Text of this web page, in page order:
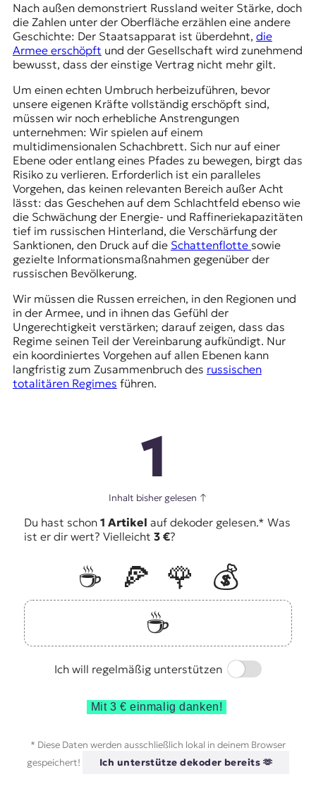
Nach außen demonstriert Russland weiter Stärke, doch
die Zahlen unter der Oberfläche erzählen eine andere
Geschichte: Der Staatsapparat ist überdehnt, die
Armee erschöpft und der Gesellschaft wird zunehmend
bewusst, dass der einstige Vertrag nicht mehr gilt.
Um einen echten Umbruch herbeizuführen, bevor
unsere eigenen Kräfte vollständig erschöpft sind,
müssen wir noch erhebliche Anstrengungen
unternehmen: Wir spielen auf einem
multidimensionalen Schachbrett. Sich nur auf einer
Ebene oder entlang eines Pfades zu bewegen, birgt das
Risiko zu verlieren. Erforderlich ist ein paralleles
Vorgehen, das keinen relevanten Bereich außer Acht
lässt: das Geschehen auf dem Schlachtfeld ebenso wie
die Schwächung der Energie- und Raffineriekapazitäten
tief im russischen Hinterland, die Verschärfung der
Sanktionen, den Druck auf die Schattenflotte sowie
gezielte Informationsmaßnahmen gegenüber der
russischen Bevölkerung.
Wir müssen die Russen erreichen, in den Regionen und
in der Armee, und in ihnen das Gefühl der
Ungerechtigkeit verstärken; darauf zeigen, dass das
Regime seinen Teil der Vereinbarung aufkündigt. Nur
ein koordiniertes Vorgehen auf allen Ebenen kann
langfristig zum Zusammenbruch des russischen
totalitären Regimes führen.
1
Inhalt bisher gelesen ↑
Du hast schon 1 Artikel auf dekoder gelesen.* Was
ist er dir wert? Vielleicht 3 €?
☕️ 🍕 🌹
💰
☕️
Ich will regelmäßig unterstützen
Switch
Mit 3 € einmalig danken!
* Diese Daten werden ausschließlich lokal in deinem Browser
gespeichert!
Ich unterstütze dekoder bereits 🫶